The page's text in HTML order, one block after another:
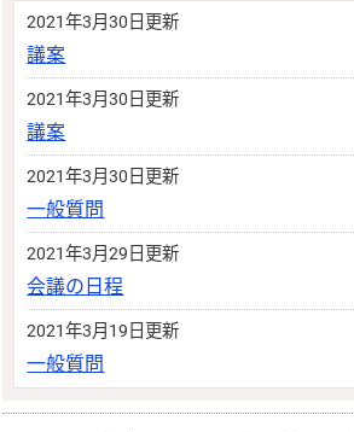
2021年3月30日更新
議案
2021年3月30日更新
議案
2021年3月30日更新
一般質問
2021年3月29日更新
会議の日程
2021年3月19日更新
一般質問